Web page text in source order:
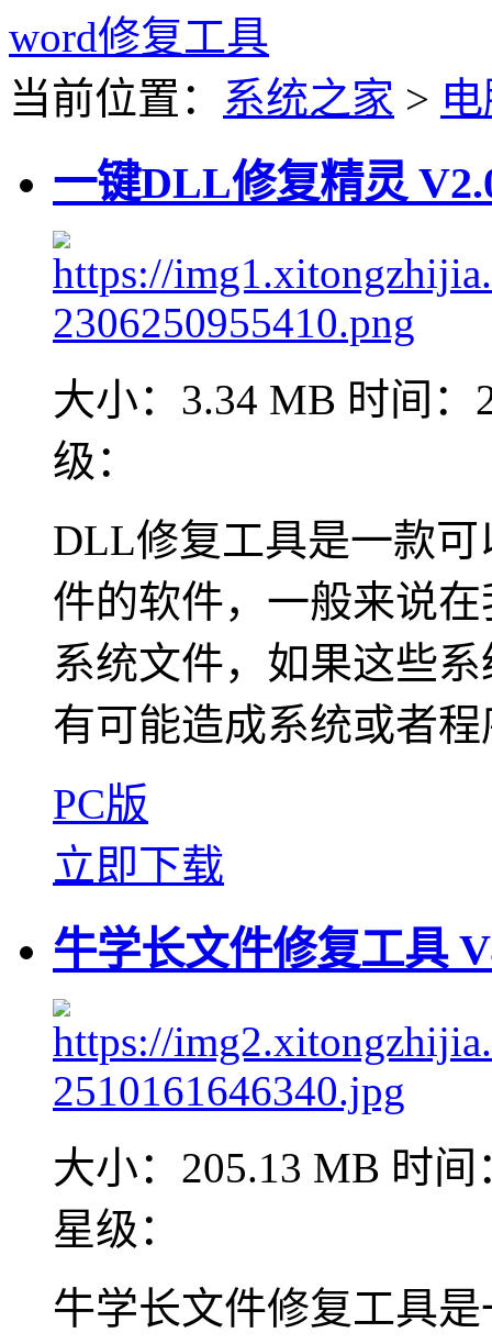
word修复工具
当前位置： 系统之家 >
一键DLL修复精灵
大小：3.34 MB 时间：
级：
DLL修复工具是一款
件的软件，一般来说
系统文件，如果这些
有可能造成系统或者
PC版
立即下载
牛学长文件修复工具
大小：205.13 MB 时间
星级：
牛学长文件修复工具